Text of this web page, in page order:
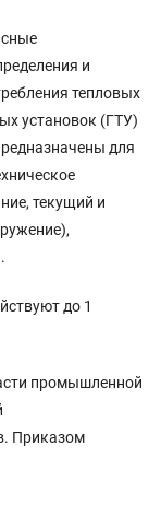
и
тепловых
установок (ГТУ)
для
текущий и
до 1
промышленной
Приказом